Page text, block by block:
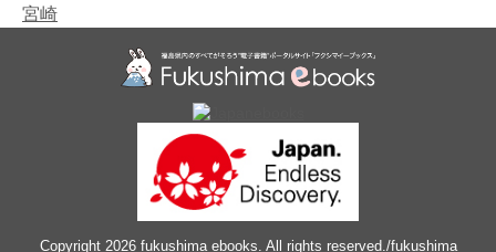
宮崎
Copyright 2026 fukushima ebooks. All rights reserved./fukushima